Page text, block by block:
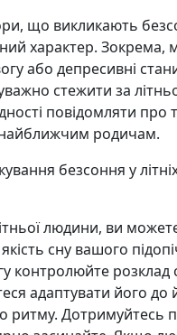
що викликають
характер. Зокрема,
або депресивні
стежити за
повідомляти про
родичам.
безсоння у
людини, ви
сну вашого
контролюйте розклад
адаптувати його до
ритму. Дотримуйтесь